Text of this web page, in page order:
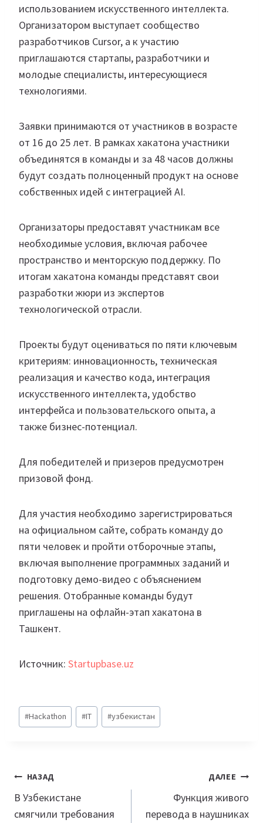
использованием искусственного интеллекта.
Организатором выступает сообщество
разработчиков Cursor, а к участию
приглашаются стартапы, разработчики и
молодые специалисты, интересующиеся
технологиями.
Заявки принимаются от участников в возрасте
от 16 до 25 лет. В рамках хакатона участники
объединятся в команды и за 48 часов должны
будут создать полноценный продукт на основе
собственных идей с интеграцией AI.
Организаторы предоставят участникам все
необходимые условия, включая рабочее
пространство и менторскую поддержку. По
итогам хакатона команды представят свои
разработки жюри из экспертов
технологической отрасли.
Проекты будут оцениваться по пяти ключевым
критериям: инновационность, техническая
реализация и качество кода, интеграция
искусственного интеллекта, удобство
интерфейса и пользовательского опыта, а
также бизнес-потенциал.
Для победителей и призеров предусмотрен
призовой фонд.
Для участия необходимо зарегистрироваться
на официальном сайте, собрать команду до
пяти человек и пройти отборочные этапы,
включая выполнение программных заданий и
подготовку демо-видео с объяснением
решения. Отобранные команды будут
приглашены на офлайн-этап хакатона в
Ташкент.
Источник: Startupbase.uz
Метки
записи:
#Hackathon #IT #узбекистан
Навигация
по
НАЗАД
В Узбекистане
смягчили требования
ДАЛЕЕ
Функция живого
перевода в наушниках